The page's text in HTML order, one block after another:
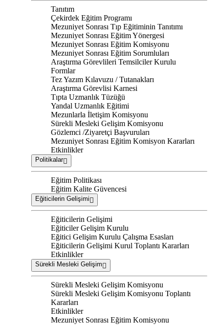
Tanıtım
Çekirdek Eğitim Programı
Mezuniyet Sonrası Tıp Eğitiminin Tanıtımı
Mezuniyet Sonrası Eğitim Yönergesi
Mezuniyet Sonrası Eğitim Komisyonu
Mezuniyet Sonrası Eğitim Sorumluları
Araştırma Görevlileri Temsilciler Kurulu
Formlar
Tez Yazım Kılavuzu / Tutanakları
Araştırma Görevlisi Karnesi
Tıpta Uzmanlık Tüzüğü
Yandal Uzmanlık Eğitimi
Mezunlarla İletişim Komisyonu
Sürekli Mesleki Gelişim Komisyonu
Gözlemci /Ziyaretçi Başvuruları
Mezuniyet Sonrası Eğitim Komisyon Kararları
Etkinlikler
Politikalar
Eğitim Politikası
Eğitim Kalite Güvencesi
Eğiticilerin Gelişimi
Eğiticilerin Gelişimi
Eğiticiler Gelişim Kurulu
Eğitici Gelişim Kurulu Çalışma Esasları
Eğiticilerin Gelişimi Kurul Toplantı Kararları
Etkinlikler
Sürekli Mesleki Gelişim
Sürekli Mesleki Gelişim Komisyonu
Sürekli Mesleki Gelişim Komisyonu Toplantı
Kararları
Etkinlikler
Mezuniyet Sonrası Eğitim Komisyonu